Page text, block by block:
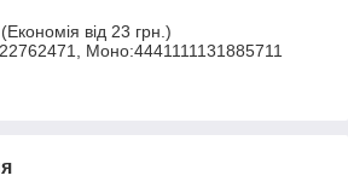
від 23 грн.)
Моно:4441111131885711